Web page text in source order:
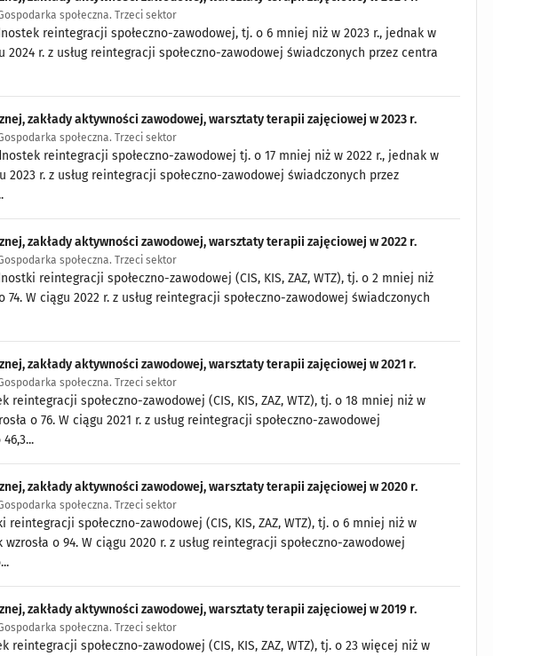
społeczna. Trzeci sektor
reintegracji społeczno-zawodowej, tj. o 6 mniej niż w 2023 r., jednak w
2024 r. z usług reintegracji społeczno-zawodowej świadczonych przez centra
zakłady aktywności zawodowej, warsztaty terapii zajęciowej w 2023 r.
społeczna. Trzeci sektor
reintegracji społeczno-zawodowej tj. o 17 mniej niż w 2022 r., jednak w
2023 r. z usług reintegracji społeczno-zawodowej świadczonych przez
zakłady aktywności zawodowej, warsztaty terapii zajęciowej w 2022 r.
społeczna. Trzeci sektor
reintegracji społeczno-zawodowej (CIS, KIS, ZAZ, WTZ), tj. o 2 mniej niż
W ciągu 2022 r. z usług reintegracji społeczno-zawodowej świadczonych
zakłady aktywności zawodowej, warsztaty terapii zajęciowej w 2021 r.
społeczna. Trzeci sektor
reintegracji społeczno-zawodowej (CIS, KIS, ZAZ, WTZ), tj. o 18 mniej niż w
o 76. W ciągu 2021 r. z usług reintegracji społeczno-zawodowej
zakłady aktywności zawodowej, warsztaty terapii zajęciowej w 2020 r.
społeczna. Trzeci sektor
reintegracji społeczno-zawodowej (CIS, KIS, ZAZ, WTZ), tj. o 6 mniej niż w
o 94. W ciągu 2020 r. z usług reintegracji społeczno-zawodowej
zakłady aktywności zawodowej, warsztaty terapii zajęciowej w 2019 r.
społeczna. Trzeci sektor
reintegracji społeczno-zawodowej (CIS, KIS, ZAZ, WTZ), tj. o 23 więcej niż w